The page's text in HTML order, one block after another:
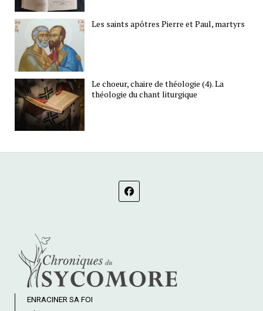
Les saints apôtres Pierre et Paul, martyrs
Le choeur, chaire de théologie (4). La
théologie du chant liturgique
ENRACINER SA FOI